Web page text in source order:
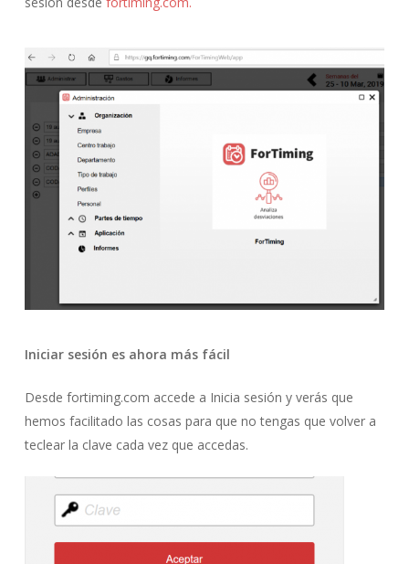
Iniciar sesión es ahora más fácil
Desde fortiming.com accede a Inicia sesión y verás que
hemos facilitado las cosas para que no tengas que volver a
teclear la clave cada vez que accedas.